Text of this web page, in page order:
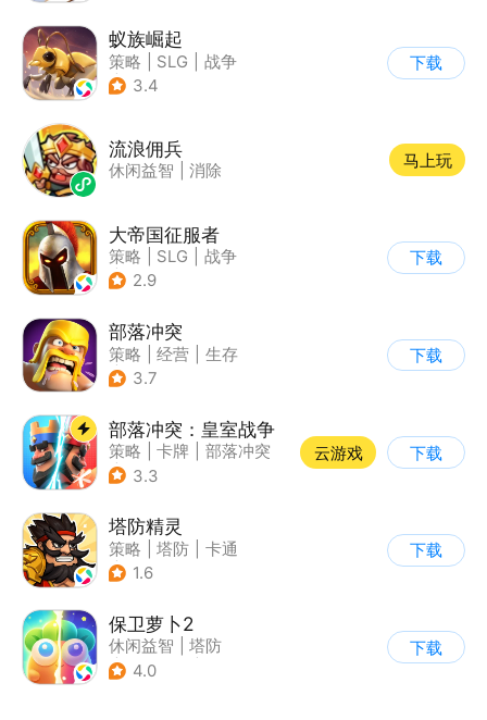
蚁族崛起
策略 SLG
战争
| 卡通
3.4
下载
流浪佣兵
休闲益智 消除
马上玩
大帝国征服者
策略 SLG
战争
| 帝国时代
2.9
下载
部落冲突
策略 经营
生存
| 部落冲突
3.7
下载
部落冲突：皇室战争
策略 卡牌
部落冲突
| 卡通
3.3
云游戏 下载
塔防精灵
策略 塔防
卡通
| 自走棋
1.6
下载
保卫萝卜2
休闲益智
塔防
| 保卫萝卜
4.0
下载